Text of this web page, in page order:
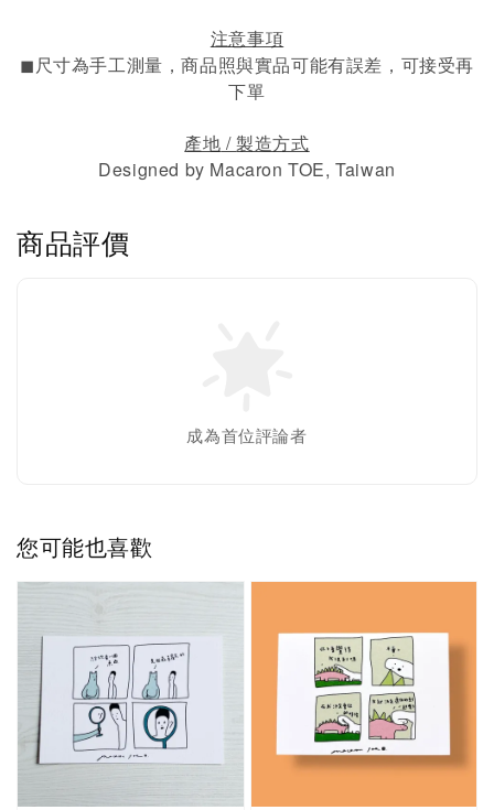
注意事項
◼︎尺寸為手工測量，商品照與實品可能有誤差，可接受再
下單
產地 /製造方式
Designed by Macaron TOE, Taiwan
商品評價
成為首位評論者
您可能也喜歡